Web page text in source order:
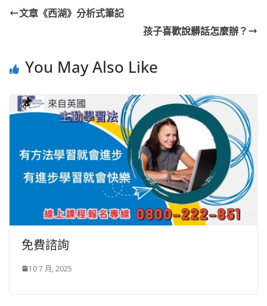
文章《西湖》分析式筆記
孩子喜歡說髒話怎麼辦？
You May Also Like
免費諮詢
10 7 月, 2025